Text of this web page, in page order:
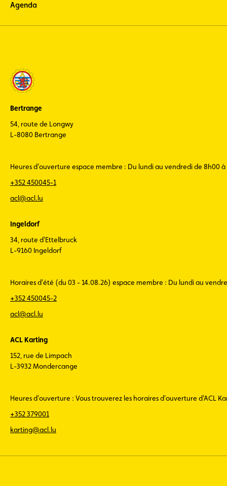
Agenda
Bertrange
54, route de Longwy
L-8080 Bertrange
Heures d'ouverture espace membre : Du lundi au vendredi de 8h00 à
+352 450045-1
acl@acl.lu
Ingeldorf
34, route d'Ettelbruck
L-9160 Ingeldorf
Horaires d'été (du 03 - 14.08.26) espace membre : Du lundi au
+352 450045-2
acl@acl.lu
ACL Karting
152, rue de Limpach
L-3932 Mondercange
Heures d'ouverture : Vous trouverez les horaires d'ouverture d'ACL
+352 379001
karting@acl.lu